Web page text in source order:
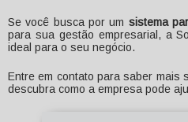
Se você busca por um sistema
para sua gestão empresarial, a
ideal para o seu negócio.
Entre em contato para saber mais
descubra como a empresa pode